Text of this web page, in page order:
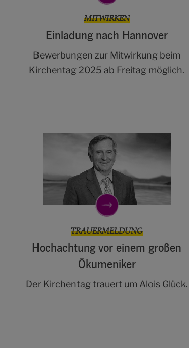
MITWIRKEN
Einladung nach Hannover
Bewerbungen zur Mitwirkung beim
Kirchentag 2025 ab Freitag möglich.
TRAUERMELDUNG
Hochachtung vor einem großen
Ökumeniker
Der Kirchentag trauert um Alois Glück.